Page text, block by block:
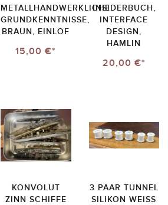
METALLHANDWERKLICHE
GRUNDKENNTNISSE,
BRAUN, EINLOF
15,00 €*
INSIDERBUCH,
INTERFACE
DESIGN,
HAMLIN
20,00 €*
KONVOLUT
ZINN SCHIFFE
3 PAAR TUNNEL
SILIKON WEISS J